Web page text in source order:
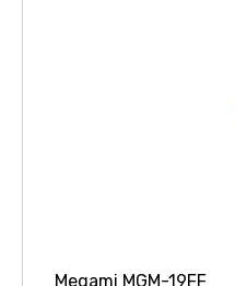
Megami MGM-19FF